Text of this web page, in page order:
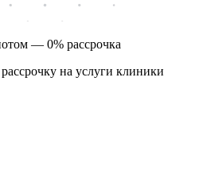
— 0% рассрочка
на услуги клиники